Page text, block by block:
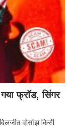
फ्रॉड, सिंगर
दोसांझ किसी